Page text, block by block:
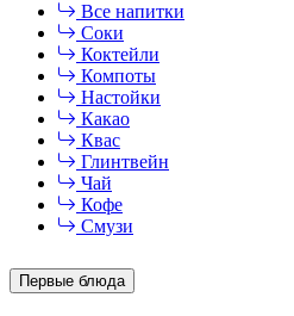
Все напитки
Соки
Коктейли
Компоты
Настойки
Какао
Квас
Глинтвейн
Чай
Кофе
Смузи
Первые блюда